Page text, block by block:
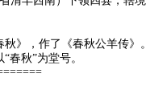
》，作了《春秋公羊传
春秋”为堂号。